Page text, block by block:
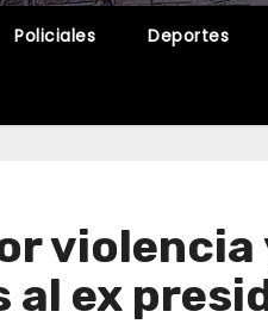
Policiales Deportes
violencia
ex